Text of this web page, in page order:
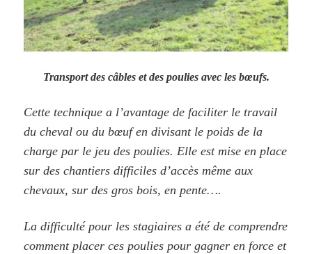
Transport des câbles et des poulies avec les bœufs.
Cette technique a l’avantage de faciliter le travail
du cheval ou du bœuf en divisant le poids de la
charge par le jeu des poulies. Elle est mise en place
sur des chantiers difficiles d’accès même aux
chevaux, sur des gros bois, en pente….
La difficulté pour les stagiaires a été de comprendre
comment placer ces poulies pour gagner en force et